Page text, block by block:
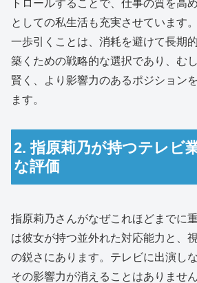
トロールすることで、仕事の質を高
としての私生活も充実させています
一歩引くことは、消耗を避けて長期
築くための戦略的な選択であり、む
賢く、より影響力のあるポジション
ます。
2. 指原莉乃が持つテレビ
な評価
指原莉乃さんがなぜこれほどまでに
は彼女が持つ並外れた対応能力と、
の鋭さにあります。テレビに出演し
その影響力が消えることはありませ